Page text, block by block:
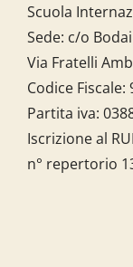
Scuola
Sede: c/o
Via Fratelli
Codice Fiscale:
Partita iva:
Iscrizione al
n° repertorio